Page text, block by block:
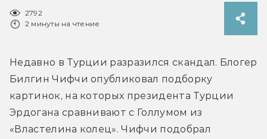
2792
2 минуты на чтение
Недавно в Турции разразился скандал. Блогер
Билгин Чифчи опубликовал подборку
картинок, на которых президента Турции
Эрдогана сравнивают с Голлумом из
«Властелина колец». Чифчи подобрал